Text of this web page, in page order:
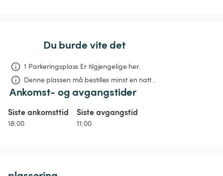
Du burde vite det
1 Parkeringsplass Er tilgjengelige her.
Denne plassen må bestilles minst en natt .
Ankomst- og avgangstider
Siste ankomsttid
18:00
Siste avgangstid
11:00